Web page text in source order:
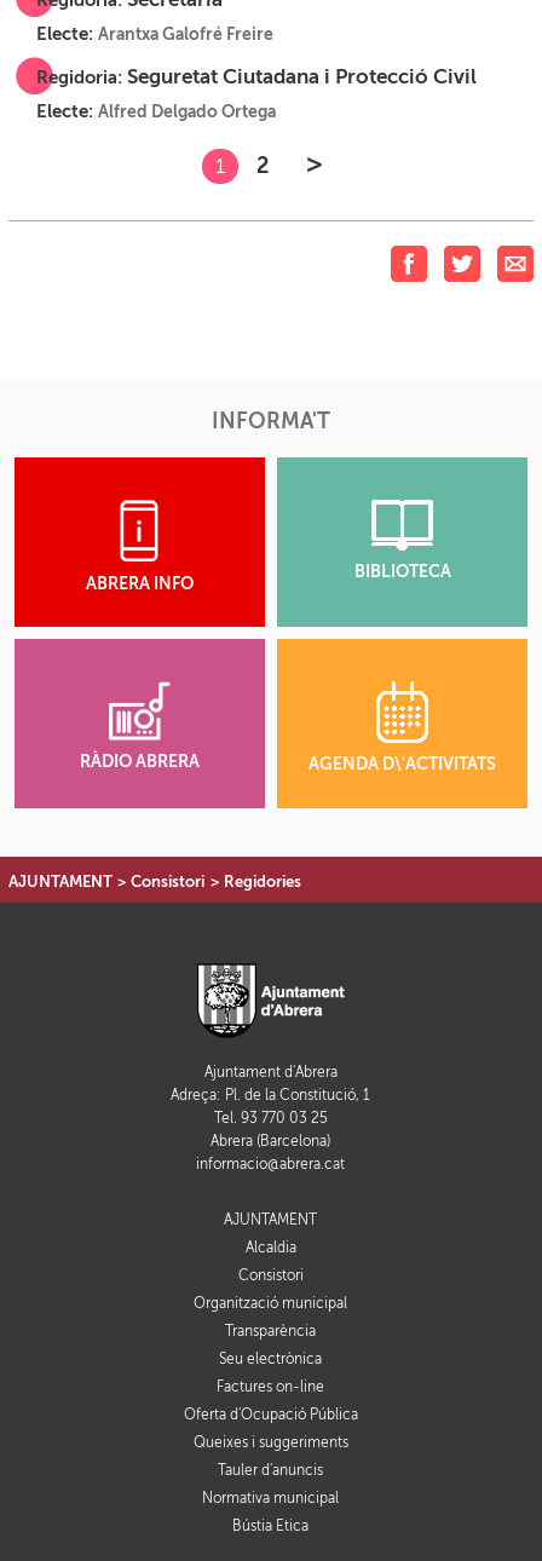
Electe:Arantxa Galofré Freire
Regidoria:Seguretat Ciutadana i Protecció Civil
Electe:Alfred Delgado Ortega
1 2 >
INFORMA'T
ABRERA INFO
BIBLIOTECA
RÀDIO ABRERA AGENDA D\'ACTIVITATS
AJUNTAMENT > Consistori > Regidories
Ajuntament d'Abrera
Adreça: Pl. de la Constitució, 1
Tel. 93 770 03 25
Abrera (Barcelona)
informacio@abrera.cat
AJUNTAMENT
Alcaldia
Consistori
Organització municipal
Transparència
Seu electrònica
Factures on-line
Oferta d'Ocupació Pública
Queixes i suggeriments
Tauler d'anuncis
Normativa municipal
Bústia Ètica